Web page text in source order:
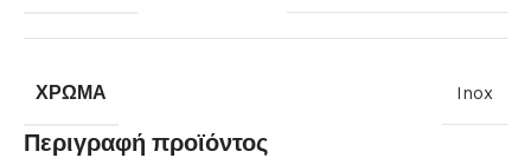
ΧΡΏΜΑ Inox
Περιγραφή προϊόντος